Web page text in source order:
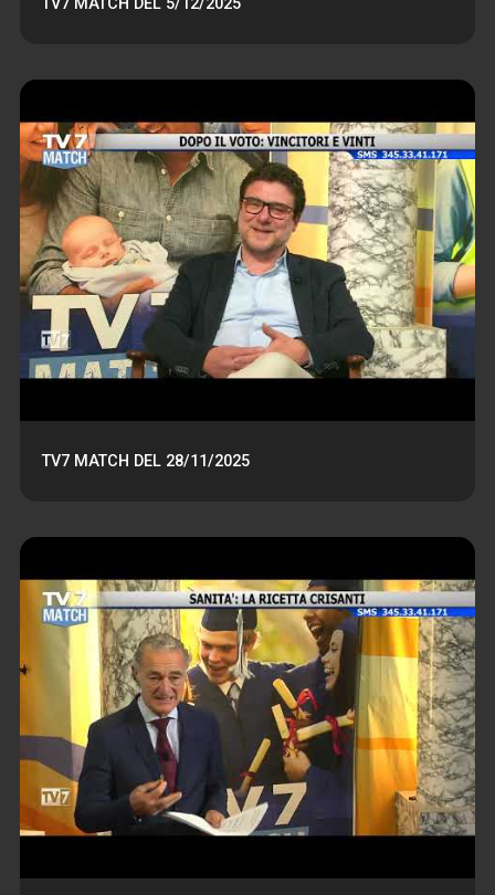
TV7 MATCH DEL 28/11/2025